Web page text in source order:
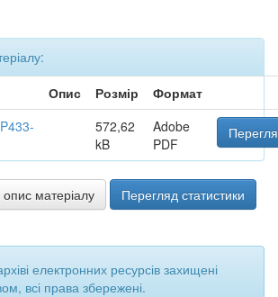
Опис Розмір
Формат
572,62
kB
Adobe
PDF
матеріалу Перегляд статистики
електронних ресурсів захищені
всі права збережені.